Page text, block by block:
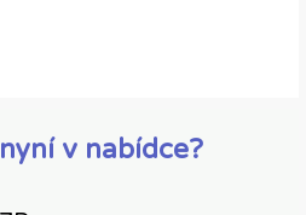
v nabídce?